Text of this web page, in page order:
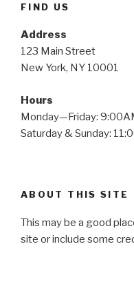
FIND US
Address
123 Main Street
New York, NY 10001
Hours
Monday—Friday:
Saturday & Sunday:
ABOUT THIS SITE
This may be a good
site or include some